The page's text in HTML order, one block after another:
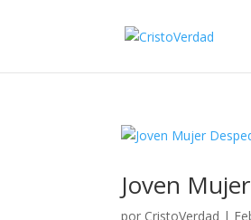
Joven
por CristoVerdad |